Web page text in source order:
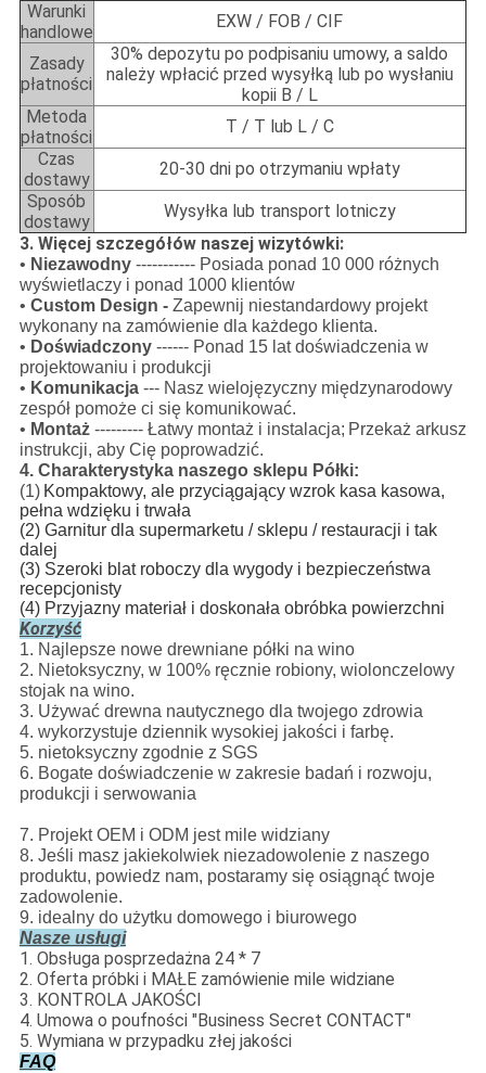
Warunki
handlowe
EXW / FOB / CIF
Zasady
płatności
30% depozytu po podpisaniu umowy, a saldo
należy wpłacić przed wysyłką lub po wysłaniu
kopii B / L
Metoda
płatności
T / T lub L / C
Czas
dostawy
20-30 dni po otrzymaniu wpłaty
Sposób
dostawy
Wysyłka lub transport lotniczy
3. Więcej szczegółów naszej wizytówki:
• Niezawodny----------- Posiada ponad 10 000 różnych
wyświetlaczy i ponad 1000 klientów
• Custom Design -Zapewnij niestandardowy projekt
wykonany na zamówienie dla każdego klienta.
• Doświadczony------ Ponad 15 lat doświadczenia w
projektowaniu i produkcji
• Komunikacja--- Nasz wielojęzyczny międzynarodowy
zespół pomoże ci się komunikować.
• Montaż--------- Łatwy montaż i instalacja; Przekaż arkusz
instrukcji, aby Cię poprowadzić.
4. Charakterystyka naszego sklepu Półki:
(1) Kompaktowy, ale przyciągający wzrok kasa kasowa,
pełna wdzięku i trwała
(2) Garnitur dla supermarketu / sklepu / restauracji i tak
dalej
(3) Szeroki blat roboczy dla wygody i bezpieczeństwa
recepcjonisty
(4) Przyjazny materiał i doskonała obróbka powierzchni
Korzyść
1. Najlepsze nowe drewniane półki na wino
2. Nietoksyczny, w 100% ręcznie robiony, wiolonczelowy
stojak na wino.
3. Używać drewna nautycznego dla twojego zdrowia
4. wykorzystuje dziennik wysokiej jakości i farbę.
5. nietoksyczny zgodnie z SGS
6. Bogate doświadczenie w zakresie badań i rozwoju,
produkcji i serwowania
7. Projekt OEM i ODM jest mile widziany
8. Jeśli masz jakiekolwiek niezadowolenie z naszego
produktu, powiedz nam, postaramy się osiągnąć twoje
zadowolenie.
9. idealny do użytku domowego i biurowego
Nasze usługi
1. Obsługa posprzedażna 24 * 7
2. Oferta próbki i MAŁE zamówienie mile widziane
3. KONTROLA JAKOŚCI
4. Umowa o poufności "Business Secret CONTACT"
5. Wymiana w przypadku złej jakości
FAQ